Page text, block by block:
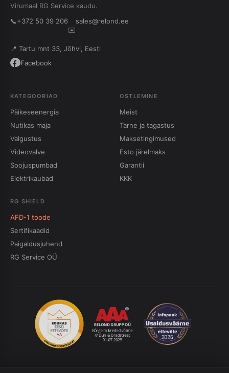
Virumaal RG Service kaudu.
📞+372 50 39 206
✉️
sales@relond.ee
📍 Tartu mnt 33, Jõhvi, Eesti
Facebook
KATEGOORIAD
Päikeseenergia
Nutikas maja
Valgustus
Videovalve
Soojuspumbad
Elektrikaubad
OSTLEMINE
Meist
Tarne ja tagastus
Maksetingimused
Esto järelmaks
Garantii
KKK
RG SHIELD
AFD-1 toode
Sertifikaadid
Paigaldusjuhend
RG Service OÜ